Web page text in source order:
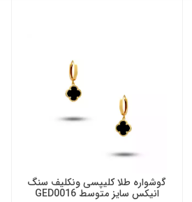
گوشواره طلا کلیپسی ونکلیف سنگ
انیکس سایز متوسط GED0016